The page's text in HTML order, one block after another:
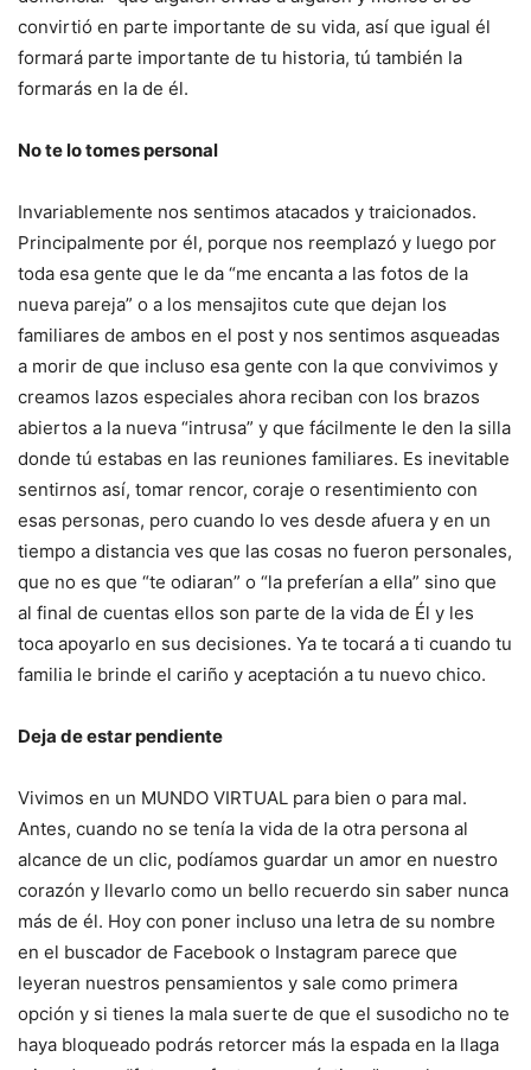
convirtió en parte importante de su vida, así que igual él
formará parte importante de tu historia, tú también la
formarás en la de él.
No te lo tomes personal
Invariablemente nos sentimos atacados y traicionados.
Principalmente por él, porque nos reemplazó y luego por
toda esa gente que le da “me encanta a las fotos de la
nueva pareja” o a los mensajitos cute que dejan los
familiares de ambos en el post y nos sentimos asqueadas
a morir de que incluso esa gente con la que convivimos y
creamos lazos especiales ahora reciban con los brazos
abiertos a la nueva “intrusa” y que fácilmente le den la silla
donde tú estabas en las reuniones familiares. Es inevitable
sentirnos así, tomar rencor, coraje o resentimiento con
esas personas, pero cuando lo ves desde afuera y en un
tiempo a distancia ves que las cosas no fueron personales,
que no es que “te odiaran” o “la preferían a ella” sino que
al final de cuentas ellos son parte de la vida de Él y les
toca apoyarlo en sus decisiones. Ya te tocará a ti cuando tu
familia le brinde el cariño y aceptación a tu nuevo chico.
Deja de estar pendiente
Vivimos en un MUNDO VIRTUAL para bien o para mal.
Antes, cuando no se tenía la vida de la otra persona al
alcance de un clic, podíamos guardar un amor en nuestro
corazón y llevarlo como un bello recuerdo sin saber nunca
más de él. Hoy con poner incluso una letra de su nombre
en el buscador de Facebook o Instagram parece que
leyeran nuestros pensamientos y sale como primera
opción y si tienes la mala suerte de que el susodicho no te
haya bloqueado podrás retorcer más la espada en la llaga